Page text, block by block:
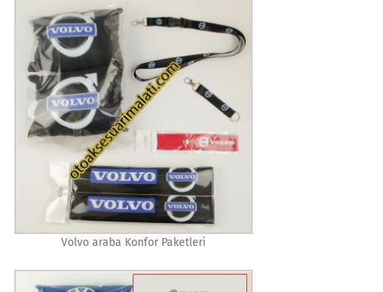
Volvo araba Konfor Paketleri